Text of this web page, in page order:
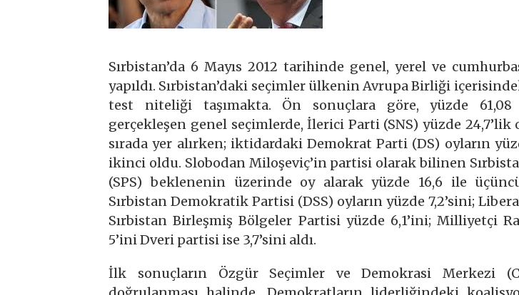
Sırbistan’da 6 Mayıs 2012 tarihinde genel, yerel ve
yapıldı. Sırbistan’daki seçimler ülkenin Avrupa Birliği
test niteliği taşımakta. Ön sonuçlara göre, yüzde 61,08
gerçekleşen genel seçimlerde, İlerici Parti (SNS) yüzde
sırada yer alırken; iktidardaki Demokrat Parti (DS) oyların
ikinci oldu. Slobodan Miloşeviç’in partisi olarak bilinen
(SPS) beklenenin üzerinde oy alarak yüzde 16,6 ile
Sırbistan Demokratik Partisi (DSS) oyların yüzde 7,2’sini;
Sırbistan Birleşmiş Bölgeler Partisi yüzde 6,1’ini; Milliyetçi
5’ini Dveri partisi ise 3,7’sini aldı.
İlk sonuçların Özgür Seçimler ve Demokrasi Merkezi